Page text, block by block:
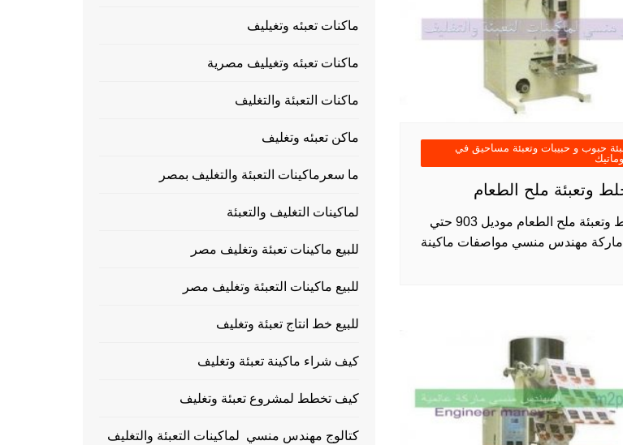
حبوب و حبيبات وتعبئة مساحيق في
وتعبئة ملح الطعام
ماكينة خلط وتعبئة ملح الطعام موديل 903 حتي
ماركة مهندس منسي مواصفات ماكينة
ماكنات تعبئه وتغيليف
ماكنات تعبئه وتغيليف مصرية
ماكنات التعبئة والتغليف
ماكن تعبئه وتغليف
ما سعرماكينات التعبئة والتغليف بمصر
لماكينات التغليف والتعبئة
للبيع ماكينات تعبئة وتغليف مصر
للبيع ماكينات التعبئة وتغليف مصر
للبيع خط انتاج تعبئة وتغليف
كيف شراء ماكينة تعبئة وتغليف
كيف تخطط لمشروع تعبئة وتغليف
كتالوج مهندس منسي لماكينات التعبئة والتغليف